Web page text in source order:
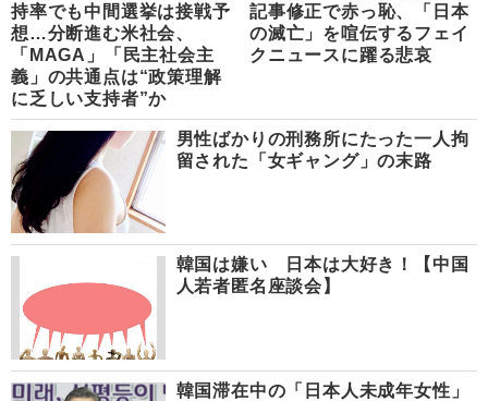
持率でも中間選挙は接戦予
想…分断進む米社会、
「MAGA」「民主社会主
義」の共通点は“政策理解
に乏しい支持者”か
記事修正で赤っ恥、「日本
の滅亡」を喧伝するフェイ
クニュースに躍る悲哀
男性ばかりの刑務所にたった一人拘
留された「女ギャング」の末路
韓国は嫌い 日本は大好き！【中国
人若者匿名座談会】
韓国滞在中の「日本人未成年女性」